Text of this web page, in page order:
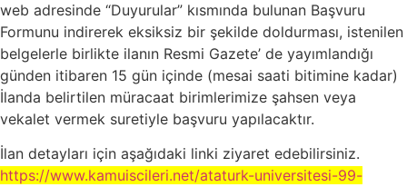
web adresinde “Duyurular” kısmında bulunan Başvuru
Formunu indirerek eksiksiz bir şekilde doldurması, istenilen
belgelerle birlikte ilanın Resmi Gazete’ de yayımlandığı
günden itibaren 15 gün içinde (mesai saati bitimine kadar)
İlanda belirtilen müracaat birimlerimize şahsen veya
vekalet vermek suretiyle başvuru yapılacaktır.
İlan detayları için aşağıdaki linki ziyaret edebilirsiniz.
https://www.kamuiscileri.net/ataturk-universitesi-99-